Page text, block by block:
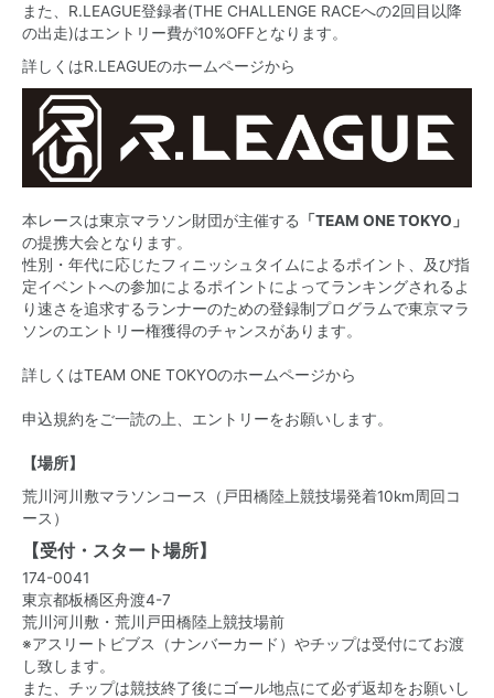
また、R.LEAGUE登録者(THE CHALLENGE RACEへの2回目以降
の出走)はエントリー費が10%OFFとなります。
詳しくはR.LEAGUEのホームページから
本レースは東京マラソン財団が主催する
「TEAM ONE TOKYO」
の提携大会となります。
性別・年代に応じたフィニッシュタイムによるポイント、及び指
定イベントへの参加によるポイントによってランキングされるよ
り速さを追求するランナーのための登録制プログラムで東京マラ
ソンのエントリー権獲得のチャンスがあります。
詳しくはTEAM ONE TOKYOのホームページから
申込規約をご一読の上、エントリーをお願いします。
【場所】
荒川河川敷マラソンコース（戸田橋陸上競技場発着10km周回コ
ース）
【受付・スタート場所】
174-0041
東京都板橋区舟渡4-7
荒川河川敷・荒川戸田橋陸上競技場前
※アスリートビブス（ナンバーカード）やチップは受付にてお渡
し致します。
また、チップは競技終了後にゴール地点にて必ず返却をお願いし